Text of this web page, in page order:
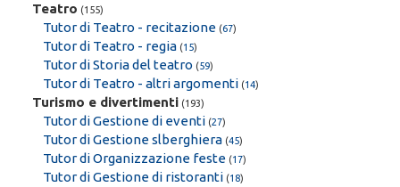
Teatro (155)
Tutor di Teatro - recitazione (67)
Tutor di Teatro - regia (15)
Tutor di Storia del teatro (59)
Tutor di Teatro - altri argomenti (14)
Turismo e divertimenti (193)
Tutor di Gestione di eventi (27)
Tutor di Gestione slberghiera (45)
Tutor di Organizzazione feste (17)
Tutor di Gestione di ristoranti (18)